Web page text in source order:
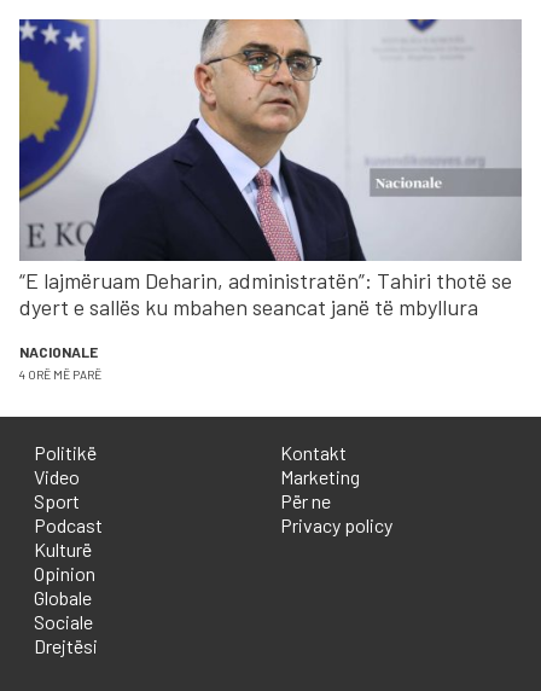
“E lajmëruam Deharin, administratën”: Tahiri thotë se
dyert e sallës ku mbahen seancat janë të mbyllura
NACIONALE
4 ORË MË PARË
Politikë
Video
Sport
Podcast
Kulturë
Opinion
Globale
Sociale
Drejtësi
Kontakt
Marketing
Për ne
Privacy policy